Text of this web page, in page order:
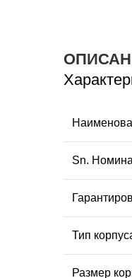
Sn.
Тип
Размер